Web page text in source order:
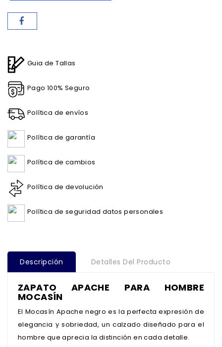
Guia de Tallas
Pago 100% Seguro
Política de envíos
Política de garantía
Política de cambios
Política de devolución
Política de seguridad datos personales
Descripción Detalles Del Producto
ZAPATO APACHE PARA HOMBRE
MOCASÍN
El Mocasín Apache negro es la perfecta expresión de
elegancia y sobriedad, un calzado diseñado para el
hombre que aprecia la distinción en cada detalle.